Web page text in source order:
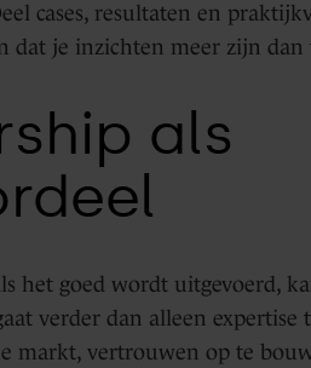
cases, resultaten en
dat je inzichten meer zijn dan
als
het goed wordt uitgevoerd,
verder dan alleen expertise
markt, vertrouwen op te